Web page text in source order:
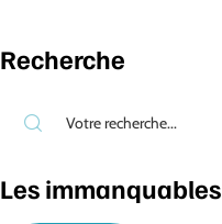
Recherche
Les immanquables